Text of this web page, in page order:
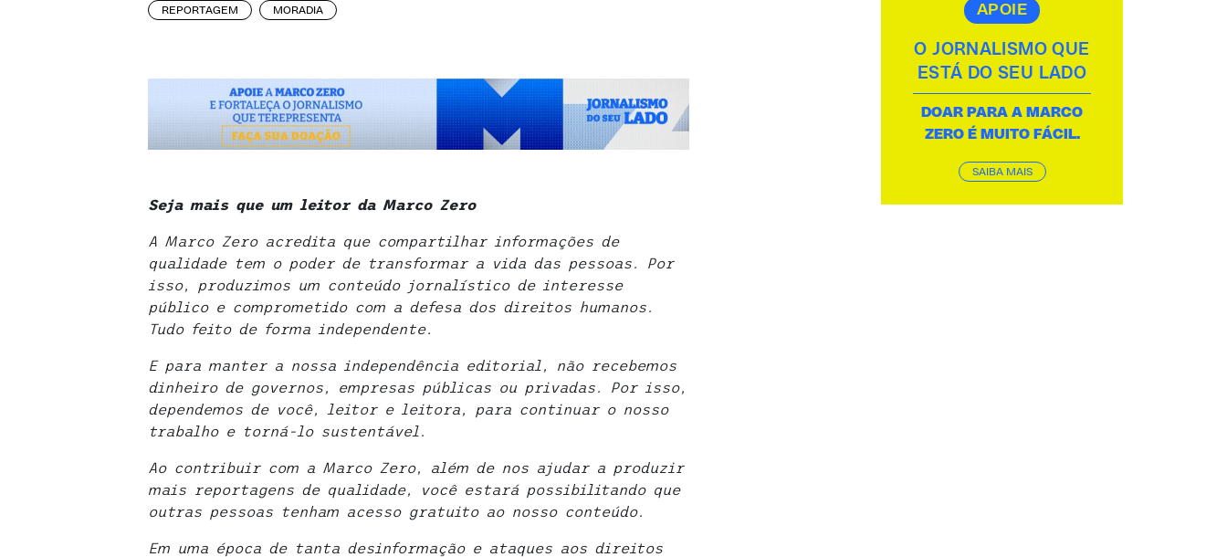
REPORTAGEM MORADIA
Seja mais que um leitor da Marco Zero
A Marco Zero acredita que compartilhar informações de
qualidade tem o poder de transformar a vida das pessoas. Por
isso, produzimos um conteúdo jornalístico de interesse
público e comprometido com a defesa dos direitos humanos.
Tudo feito de forma independente.
E para manter a nossa independência editorial, não recebemos
dinheiro de governos, empresas públicas ou privadas. Por isso,
dependemos de você, leitor e leitora, para continuar o nosso
trabalho e torná-lo sustentável.
Ao contribuir com a Marco Zero, além de nos ajudar a produzir
mais reportagens de qualidade, você estará possibilitando que
outras pessoas tenham acesso gratuito ao nosso conteúdo.
Em uma época de tanta desinformação e ataques aos direitos
APOIE
O JORNALISMO QUE
ESTÁ DO SEU LADO
DOAR PARA A MARCO
ZERO É MUITO FÁCIL.
SAIBA MAIS